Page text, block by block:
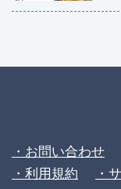
・お問い合わせ
・利用規約
・